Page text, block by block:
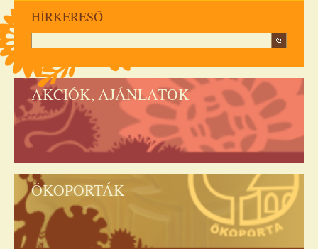
HÍRKERESŐ
AKCIÓK, AJÁNLATOK
ÖKOPORTÁK